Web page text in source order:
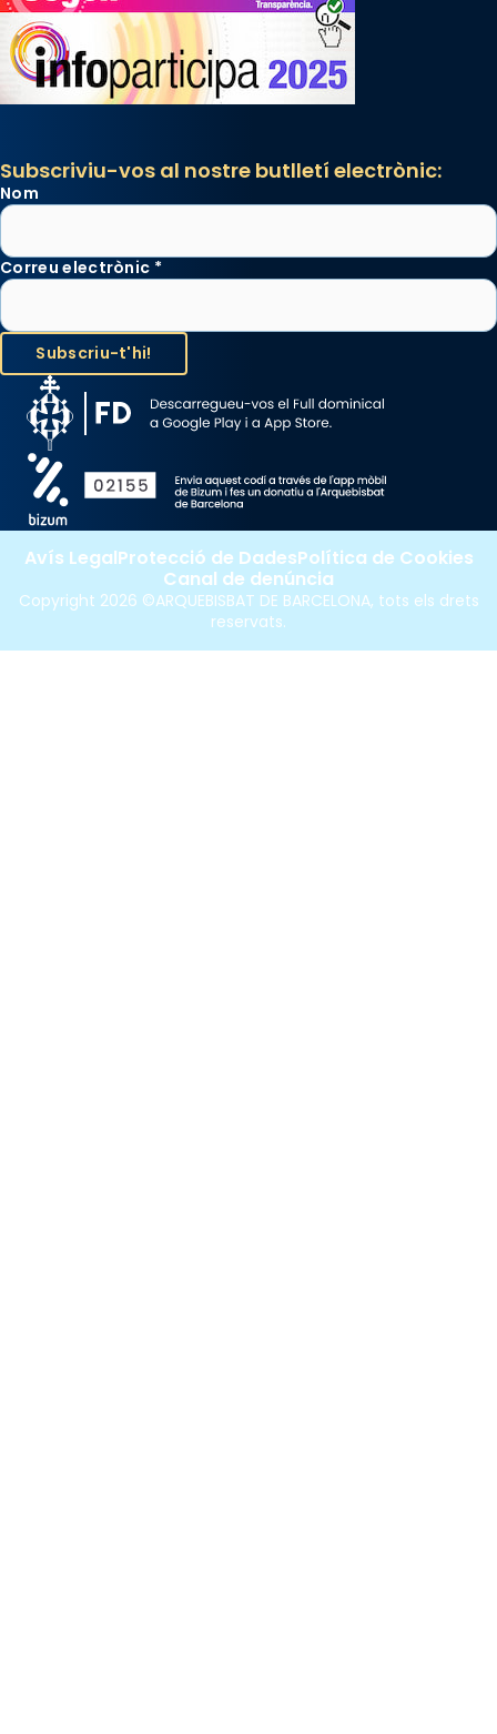
Subscriviu-vos al nostre butlletí electrònic:
Nom
Correu electrònic *
Copyright 2026 ©ARQUEBISBAT DE BARCELONA, tots els drets
reservats.
Avís LegalProtecció de DadesPolítica de Cookies
Canal de denúncia